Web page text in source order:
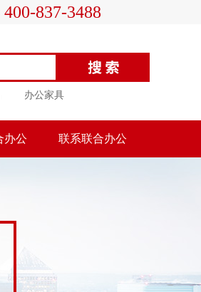
400-837-3488
办公家具
办公 联系联合办公